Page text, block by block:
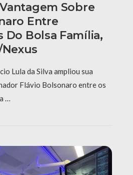
Sobre
Entre
Do Bolsa Família,
Lula da Silva ampliou sua
Flávio Bolsonaro entre os
…